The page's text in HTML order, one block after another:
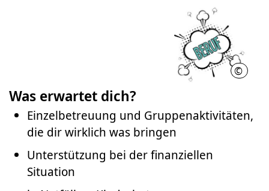
©
Was erwartet dich?
Einzelbetreuung und Gruppenaktivitäten,
die dir wirklich was bringen
Unterstützung bei der finanziellen
Situation